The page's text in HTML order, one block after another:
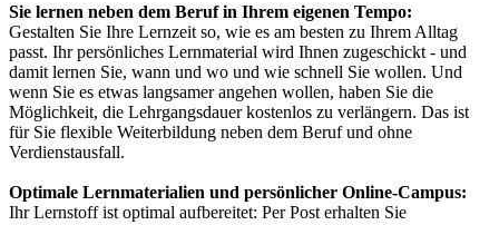
Sie lernen neben dem Beruf in Ihrem eigenen Tempo:
Gestalten Sie Ihre Lernzeit so, wie es am besten zu Ihrem Alltag
passt. Ihr persönliches Lernmaterial wird Ihnen zugeschickt - und
damit lernen Sie, wann und wo und wie schnell Sie wollen. Und
wenn Sie es etwas langsamer angehen wollen, haben Sie die
Möglichkeit, die Lehrgangsdauer kostenlos zu verlängern. Das ist
für Sie flexible Weiterbildung neben dem Beruf und ohne
Verdienstausfall.
Optimale Lernmaterialien und persönlicher Online-Campus:
Ihr Lernstoff ist optimal aufbereitet: Per Post erhalten Sie